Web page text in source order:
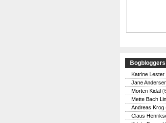
Katrine Lester
Jane
Morten Kidal
Mette Bach
Andreas Krog
Claus